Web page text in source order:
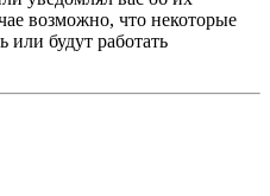
возможно, что некоторые
или будут работать